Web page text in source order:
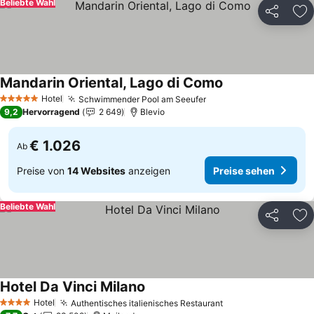
Teilen
Beliebte Wahl
5 Sterne Hotel Schwimmender Pool am Seeufer
Mandarin Oriental, Lago di Como
9,2 Hervorragend 2 649 Blevio
Ab € 1.026
Preise von 14 Websites anzeigen Preise sehen
Teilen
Beliebte Wahl
4 Sterne Hotel Authentisches italienisches Restaurant
Hotel Da Vinci Milano